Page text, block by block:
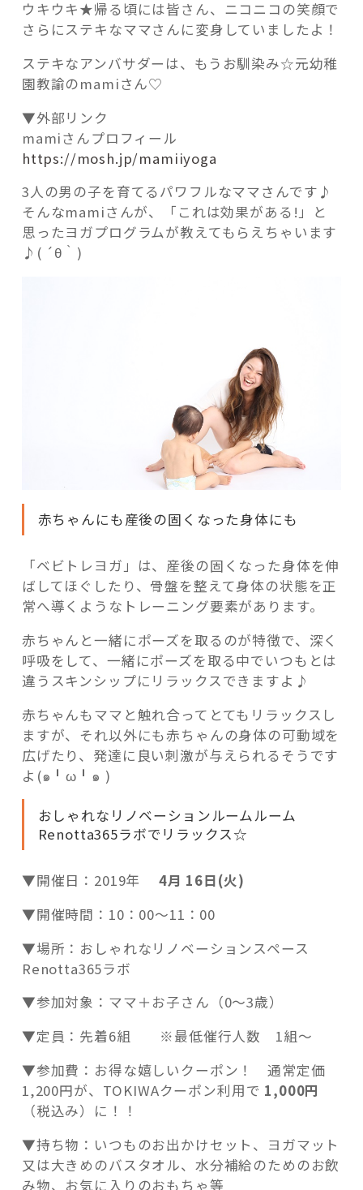
ウキウキ★帰る頃には皆さん、ニコニコの笑顔で
さらにステキなママさんに変身していましたよ！
ステキなアンバサダーは、もうお馴染み☆元幼稚
園教諭のmamiさん♡
▼外部リンク
mamiさんプロフィール
https://mosh.jp/mamiiyoga
3人の男の子を育てるパワフルなママさんです♪
そんなmamiさんが、「これは効果がある!」と
思ったヨガプログラムが教えてもらえちゃいます
♪( ´θ｀)
赤ちゃんにも産後の固くなった身体にも
「ベビトレヨガ」は、産後の固くなった身体を伸
ばしてほぐしたり、骨盤を整えて身体の状態を正
常へ導くようなトレーニング要素があります。
赤ちゃんと一緒にポーズを取るのが特徴で、深く
呼吸をして、一緒にポーズを取る中でいつもとは
違うスキンシップにリラックスできますよ♪
赤ちゃんもママと触れ合ってとてもリラックスし
ますが、それ以外にも赤ちゃんの身体の可動域を
広げたり、発達に良い刺激が与えられるそうです
よ(๑╹ω╹๑ )
おしゃれなリノベーションルームルーム
Renotta365ラボでリラックス☆
▼開催日：2019年 4月 16日(火)
▼開催時間：10：00～11：00
▼場所：おしゃれなリノベーションスペース
Renotta365ラボ
▼参加対象：ママ＋お子さん（0～3歳）
▼定員：先着6組 ※最低催行人数 1組～
▼参加費：お得な嬉しいクーポン！ 通常定価
1,200円が、TOKIWAクーポン利用で 1,000円
（税込み）に！！
▼持ち物：いつものお出かけセット、ヨガマット
又は大きめのバスタオル、水分補給のためのお飲
み物、お気に入りのおもちゃ等